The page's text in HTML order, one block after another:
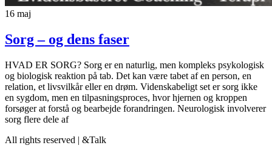
16 maj
Sorg – og dens faser
HVAD ER SORG? Sorg er en naturlig, men kompleks psykologisk
og biologisk reaktion på tab. Det kan være tabet af en person, en
relation, et livsvilkår eller en drøm. Videnskabeligt set er sorg ikke
en sygdom, men en tilpasningsproces, hvor hjernen og kroppen
forsøger at forstå og bearbejde forandringen. Neurologisk involverer
sorg flere dele af
All rights reserved | &Talk